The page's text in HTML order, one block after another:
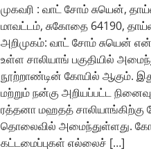
முகவரி : வாட் சோம் சுயென்,
மாவட்டம், சுகோதை 64190,
அறிமுகம்: வாட் சோம் சுயென்
உள்ள சாலியாங் பகுதியில்
நூற்றாண்டின் கோயில் ஆகும். இது
மற்றும் நன்கு அறியப்பட்ட
ரத்தனா மஹதத் சாலியாங்கிற்கு
தொலைவில் அமைந்துள்ளது.
கட்டமைப்புகள் எல்லைச் […]